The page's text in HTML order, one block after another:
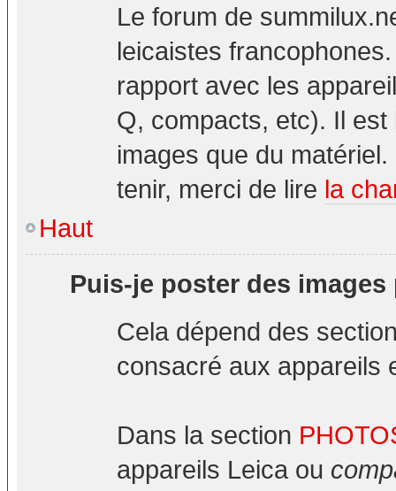
Le forum de
leicaistes
rapport avec les
Q, compacts, etc). Il
images que du
tenir, merci de lire la
Haut
Puis-je poster des
Cela dépend des
consacré aux appareils
Dans la section
appareils Leica ou